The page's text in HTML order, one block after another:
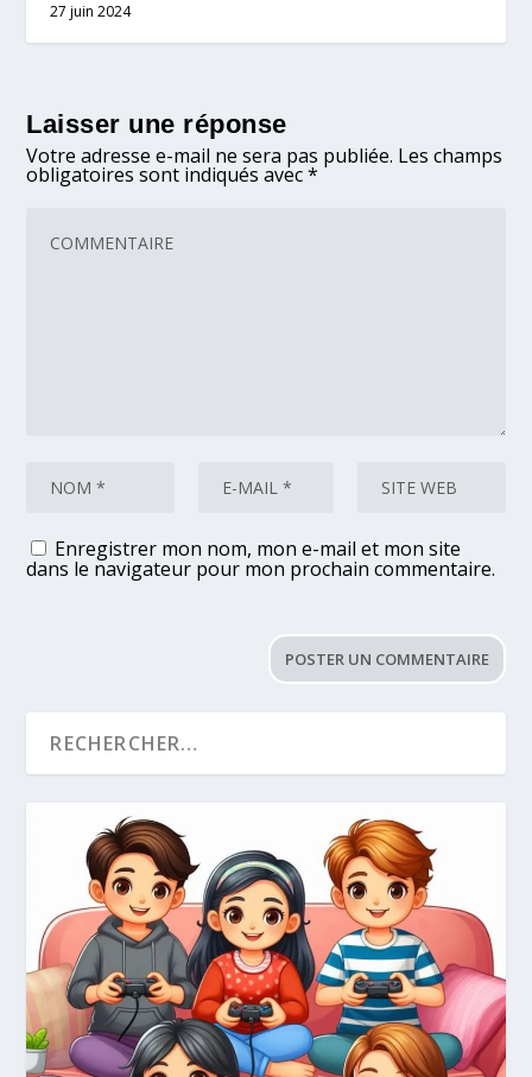
27 juin 2024
Laisser une réponse
Votre adresse e-mail ne sera pas publiée. Les champs
obligatoires sont indiqués avec*
Enregistrer mon nom, mon e-mail et mon site
dans le navigateur pour mon prochain commentaire.